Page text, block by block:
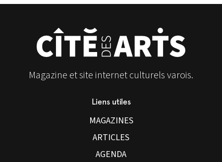
Magazine et site internet culturels varois.
Liens utiles
MAGAZINES
ARTICLES
AGENDA